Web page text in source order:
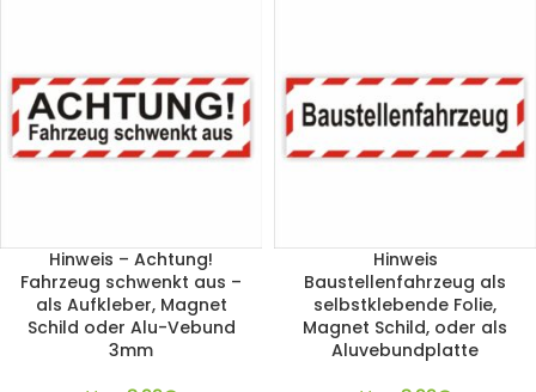
Hinweis – Achtung!
Fahrzeug schwenkt aus –
als Aufkleber, Magnet
Schild oder Alu-Vebund
3mm
Hinweis
Baustellenfahrzeug als
selbstklebende Folie,
Magnet Schild, oder als
Aluvebundplatte